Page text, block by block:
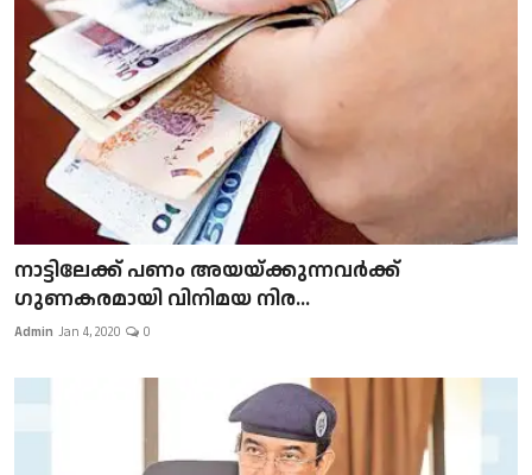
നാട്ടിലേക്ക് പണം അയയ്ക്കുന്നവർക്ക്
ഗുണകരമായി വിനിമയ നിര...
Admin Jan 4, 2020 0